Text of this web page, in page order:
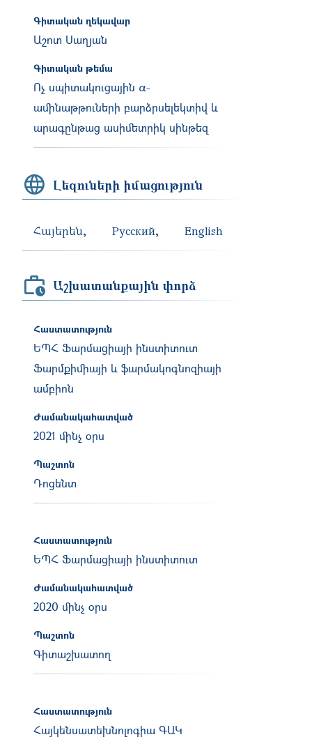
Գիտական ղեկավար
Աշոտ Սաղյան
Գիտական թեմա
Ոչ սպիտակուցային α-
ամինաթթուների բարձրսելեկտիվ և
արագընթաց ասիմետրիկ սինթեզ
Լեզուների իմացություն
Հայերեն Русский English
Աշխատանքային փորձ
Հաստատություն
ԵՊՀ Ֆարմացիայի ինստիտուտ
Ֆարմքիմիայի և ֆարմակոգնոզիայի
ամբիոն
Ժամանակահատված
2021 մինչ օրս
Պաշտոն
Դոցենտ
Հաստատություն
ԵՊՀ Ֆարմացիայի ինստիտուտ
Ժամանակահատված
2020 մինչ օրս
Պաշտոն
Գիտաշխատող
Հաստատություն
Հայկենսատեխնոլոգիա ԳԱԿ